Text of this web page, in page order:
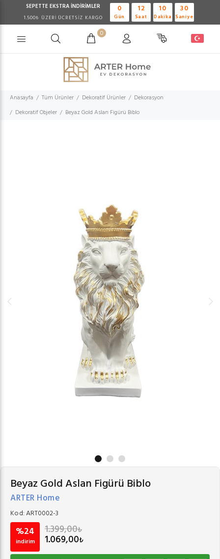
SEPETTE EKSTRA İNDİRİMLER
1.500₺ ÜZERİ ÜCRETSİZ KARGO
0
Gün
12
Saat
10
Dakika
29
Saniye
0
Anasayfa Tüm Ürünler Dekoratif Ürünler
Dekorasyon
Dekoratif Objeler
Beyaz Gold Aslan Figürü Biblo
Beyaz Gold Aslan Figürü Biblo
ARTER Home
Kod:ART0002-3
%24
indirim
1.399,00₺
1.069,00₺